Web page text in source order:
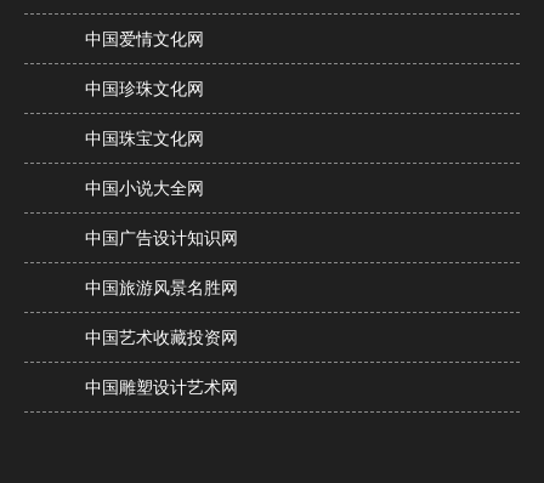
中国爱情文化网
中国珍珠文化网
中国珠宝文化网
中国小说大全网
中国广告设计知识网
中国旅游风景名胜网
中国艺术收藏投资网
中国雕塑设计艺术网